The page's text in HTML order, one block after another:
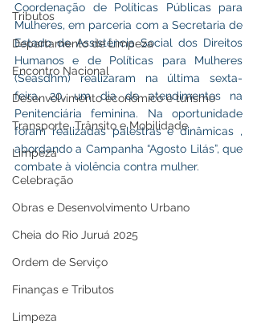
Tributos
Departamento de Limpeza
Encontro Nacional
Desenvolvimento econômico e turismo
Transporte, Trânsito e Mobilidade
Limpeza
Celebração
Obras e Desenvolvimento Urbano
Cheia do Rio Juruá 2025
Ordem de Serviço
Finanças e Tributos
Limpeza
Coordenação de Políticas Públicas para
Mulheres, em parceria com a Secretaria de
Estado de Assistência Social dos Direitos
Humanos e de Políticas para Mulheres
(Seasdhm) realizaram na última sexta-
feira, 20, um dia de atendimentos na
Penitenciária feminina. Na oportunidade
foram realizadas palestras e dinâmicas ,
abordando a Campanha “Agosto Lilás”, que
combate à violência contra mulher.